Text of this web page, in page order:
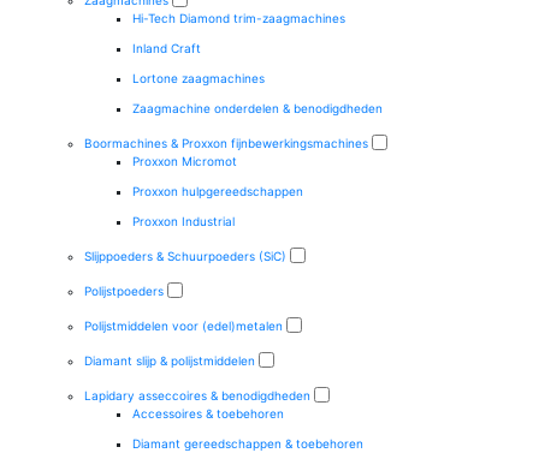
Hi-Tech Diamond trim-zaagmachines
Inland Craft
Lortone zaagmachines
Zaagmachine onderdelen & benodigdheden
Boormachines & Proxxon fijnbewerkingsmachines
Proxxon Micromot
Proxxon hulpgereedschappen
Proxxon Industrial
Slijppoeders & Schuurpoeders (SiC)
Polijstpoeders
Polijstmiddelen voor (edel)metalen
Diamant slijp & polijstmiddelen
Lapidary asseccoires & benodigdheden
Accessoires & toebehoren
Diamant gereedschappen & toebehoren